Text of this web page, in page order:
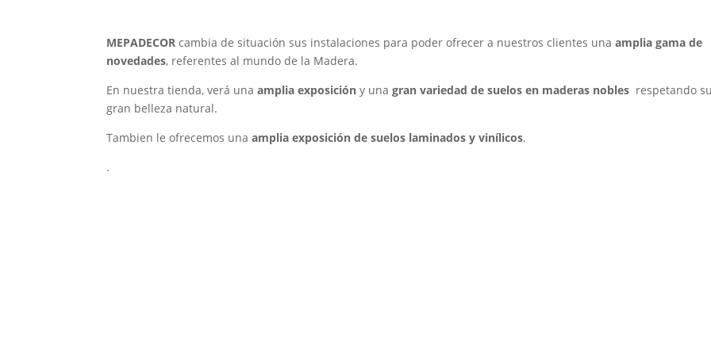
MEPADECOR cambia de situación sus instalaciones para poder ofrecer a nuestros clientes unaamplia gama de
novedades, referentes al mundo de la Madera.
En nuestra tienda, verá unaamplia exposición y unagran variedad de suelos en maderas nobles respetando
gran belleza natural.
Tambien le ofrecemos unaamplia exposición de suelos laminados y vinílicos.
.